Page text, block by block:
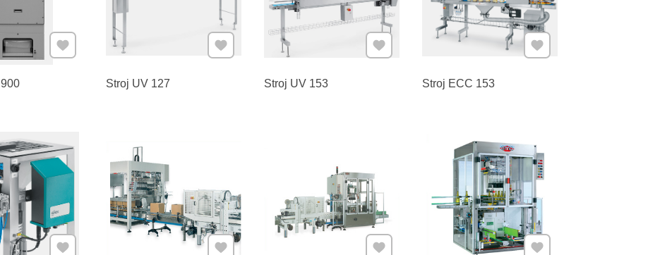
Pridať k Obľúbeným
Stroj UV 127
Pridať k Obľúbeným
Stroj UV 153
Pridať k Obľúbeným
Stroj ECC 153
Pridať k Obľúbeným
Pridať k Obľúbeným Pridať k Obľúbeným Pridať k Obľúbeným Pridať k Obľúbeným